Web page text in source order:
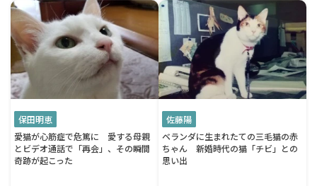
保田明恵
愛猫が心筋症で危篤に 愛する母親
とビデオ通話で「再会」、その瞬間
奇跡が起こった
佐藤陽
ベランダに生まれたての三毛猫の赤
ちゃん 新婚時代の猫「チビ」との
思い出